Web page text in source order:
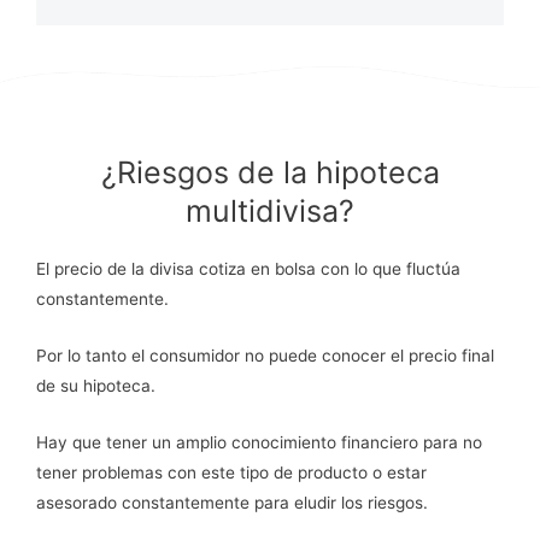
¿Riesgos de la hipoteca
multidivisa?
El precio de la divisa cotiza en bolsa con lo que fluctúa
constantemente.
Por lo tanto el consumidor no puede conocer el precio final
de su hipoteca.
Hay que tener un amplio conocimiento financiero para no
tener problemas con este tipo de producto o estar
asesorado constantemente para eludir los riesgos.